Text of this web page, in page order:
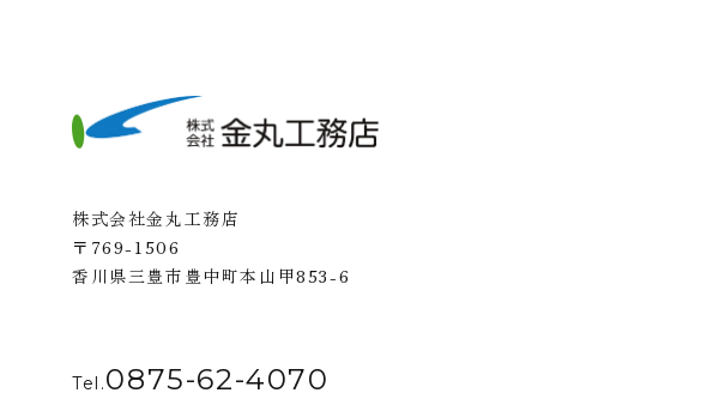
株式会社金丸工務店
〒769-1506
香川県三豊市豊中町本山甲853-6
Tel.0875-62-4070